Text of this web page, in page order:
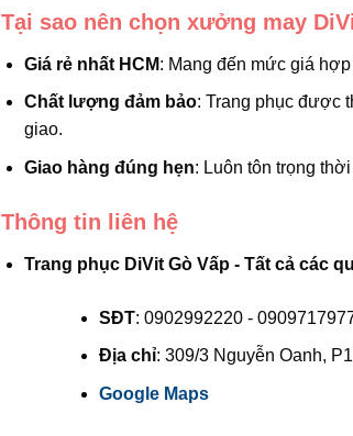
Tại sao nên chọn xưởng may
Giá rẻ nhất HCM: Mang đến mức giá
Chất lượng đảm bảo: Trang phục được
giao.
Giao hàng đúng hẹn: Luôn tôn trọng
Thông tin liên hệ
Trang phục DiVit Gò Vấp - Tất cả các
SĐT: 0902992220 -
Địa chỉ: 309/3 Nguyễn Oanh,
Google Maps